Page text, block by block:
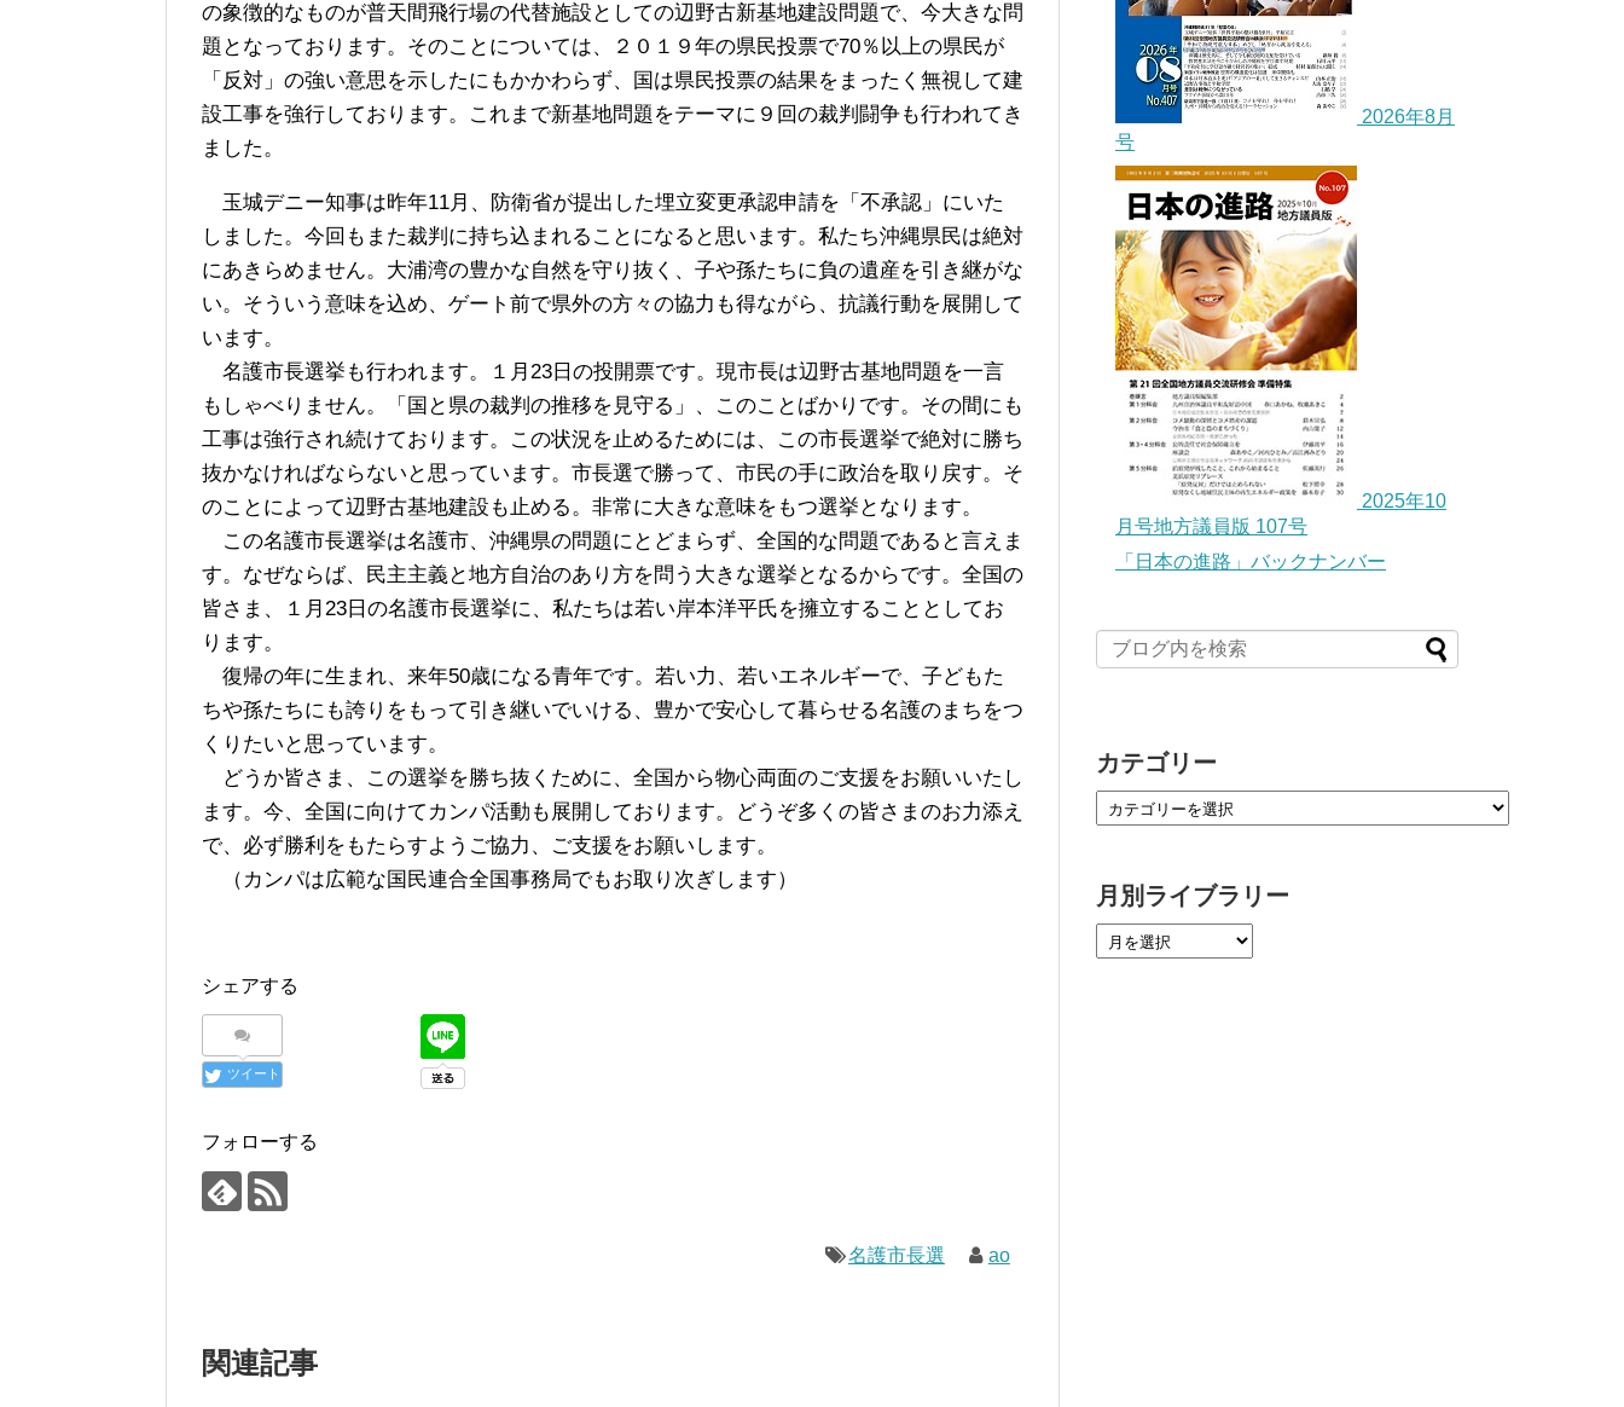
の象徴的なものが普天間飛行場の代替施設としての辺野古新基地建設問題で、今大きな問
題となっております。そのことについては、２０１９年の県民投票で70％以上の県民が
「反対」の強い意思を示したにもかかわらず、国は県民投票の結果をまったく無視して建
設工事を強行しております。これまで新基地問題をテーマに９回の裁判闘争も行われてき
ました。
玉城デニー知事は昨年11月、防衛省が提出した埋立変更承認申請を「不承認」にいた
しました。今回もまた裁判に持ち込まれることになると思います。私たち沖縄県民は絶対
にあきらめません。大浦湾の豊かな自然を守り抜く、子や孫たちに負の遺産を引き継がな
い。そういう意味を込め、ゲート前で県外の方々の協力も得ながら、抗議行動を展開して
います。
名護市長選挙も行われます。１月23日の投開票です。現市長は辺野古基地問題を一言
もしゃべりません。「国と県の裁判の推移を見守る」、このことばかりです。その間にも
工事は強行され続けております。この状況を止めるためには、この市長選挙で絶対に勝ち
抜かなければならないと思っています。市長選で勝って、市民の手に政治を取り戻す。そ
のことによって辺野古基地建設も止める。非常に大きな意味をもつ選挙となります。
この名護市長選挙は名護市、沖縄県の問題にとどまらず、全国的な問題であると言えま
す。なぜならば、民主主義と地方自治のあり方を問う大きな選挙となるからです。全国の
皆さま、１月23日の名護市長選挙に、私たちは若い岸本洋平氏を擁立することとしてお
ります。
復帰の年に生まれ、来年50歳になる青年です。若い力、若いエネルギーで、子どもた
ちや孫たちにも誇りをもって引き継いでいける、豊かで安心して暮らせる名護のまちをつ
くりたいと思っています。
どうか皆さま、この選挙を勝ち抜くために、全国から物心両面のご支援をお願いいたし
ます。今、全国に向けてカンパ活動も展開しております。どうぞ多くの皆さまのお力添え
で、必ず勝利をもたらすようご協力、ご支援をお願いします。
（カンパは広範な国民連合全国事務局でもお取り次ぎします）
シェアする
ツイート
フォローする
名護市長選 ao
関連記事
2026年8月
号
2025年10
月号地方議員版 107号
「日本の進路」バックナンバー
カテゴリー
月別ライブラリー